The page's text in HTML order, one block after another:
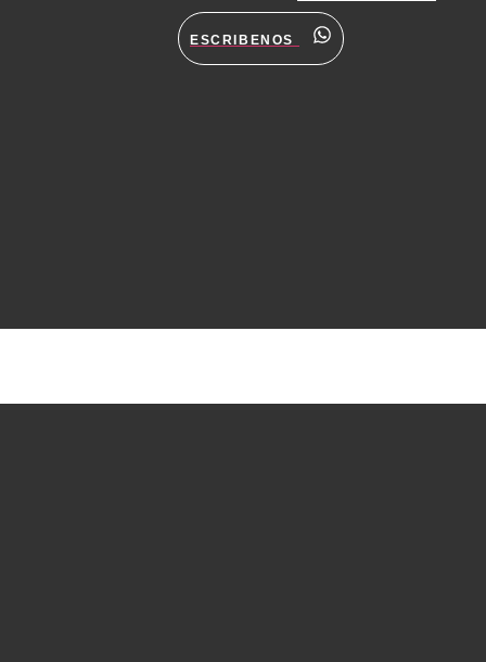
ESCRIBENOS